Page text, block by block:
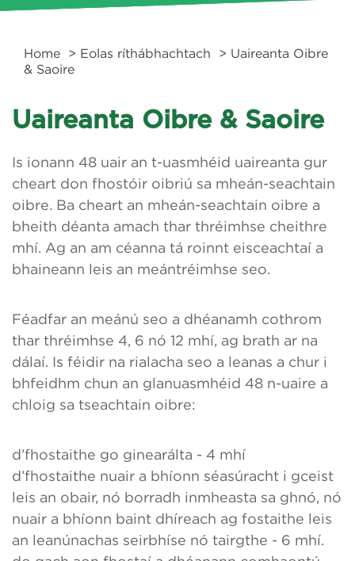
Home > Eolas ríthábhachtach
> Uaireanta Oibre
& Saoire
Uaireanta Oibre & Saoire
Is ionann 48 uair an t-uasmhéid uaireanta gur
cheart don fhostóir oibriú sa mheán-seachtain
oibre. Ba cheart an mheán-seachtain oibre a
bheith déanta amach thar thréimhse cheithre
mhí. Ag an am céanna tá roinnt eisceachtaí a
bhaineann leis an meántréimhse seo.
Féadfar an meánú seo a dhéanamh cothrom
thar thréimhse 4, 6 nó 12 mhí, ag brath ar na
dálaí. Is féidir na rialacha seo a leanas a chur i
bhfeidhm chun an glanuasmhéid 48 n-uaire a
chloig sa tseachtain oibre:
d’fhostaithe go ginearálta - 4 mhí
d’fhostaithe nuair a bhíonn séasúracht i gceist
leis an obair, nó borradh inmheasta sa ghnó, nó
nuair a bhíonn baint dhíreach ag fostaithe leis
an leanúnachas seirbhíse nó tairgthe - 6 mhí.